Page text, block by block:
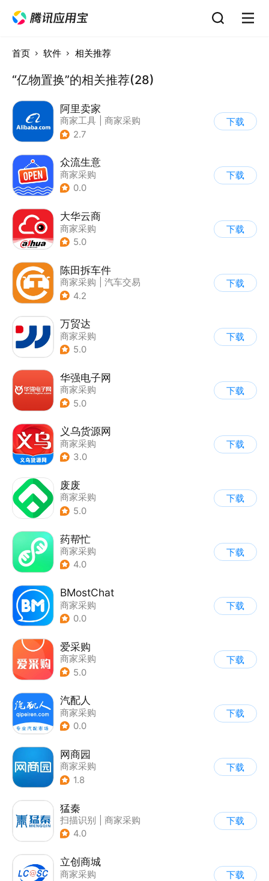
首页 软件 相关推荐
“亿物置换”的相关推荐(28)
阿里卖家
商家工具
商家采购
2.7
下载
众流生意
商家采购
0.0
下载
大华云商
商家采购
5.0
下载
陈田拆车件
商家采购
汽车交易
4.2
下载
万贸达
商家采购
5.0
下载
华强电子网
商家采购
5.0
下载
义乌货源网
商家采购
3.0
下载
废废
商家采购
5.0
下载
药帮忙
商家采购
4.0
下载
BMostChat
商家采购
0.0
下载
爱采购
商家采购
5.0
下载
汽配人
商家采购
0.0
下载
网商园
商家采购
1.8
下载
猛秦
扫描识别
商家采购
4.0
下载
立创商城
商家采购
下载